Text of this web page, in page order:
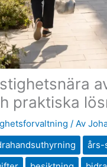
praktiska
/ Av
års-